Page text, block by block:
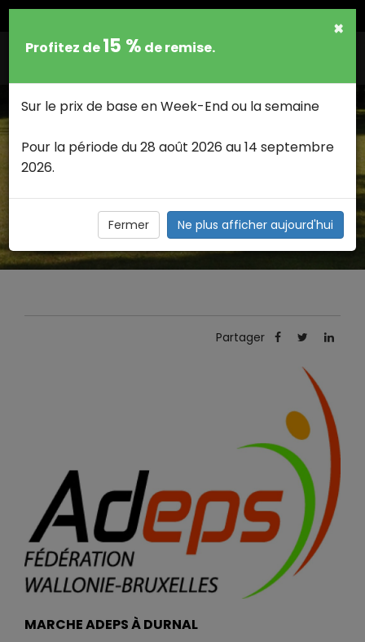
Ce 12 Janvier 2014, une marche adeps sera organisée à
Durnal (+/- 20 Km de Houyet)
Partager
MARCHE ADEPS À DURNAL
×
Profitez de15 % de remise.
Sur le prix de base en Week-End ou la semaine
Pour la période du 28 août 2026 au 14 septembre
2026.
Fermer Ne plus afficher aujourd'hui